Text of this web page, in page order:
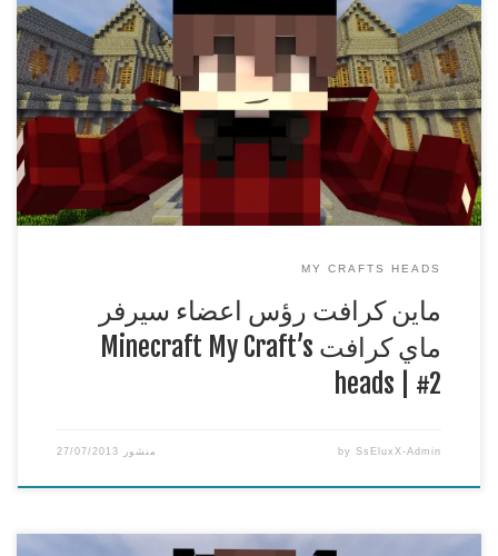
Craft’s heads | #2
***********************************************
اذا عجبك الفيديو لا تنسى التقييم واتمنى اذا كان عندك اي اقتراحات
تكتب في الكومنت
***********************************************
لا تنسون لايك وسبس كرايب ومفضلة
***********************************************
MY CRAFTS HEADS
ماين كرافت رؤس اعضاء سيرفر
ماي كرافت Minecraft My Craft’s
heads | #2
bySsEluxX-Admin منشور 27/07/2013